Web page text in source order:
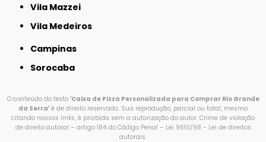
Vila Mazzei
Vila Medeiros
Campinas
Sorocaba
O conteúdo do texto "Caixa de Pizza Personalizada para Comprar Rio Grande
da Serra" é de direito reservado. Sua reprodução, parcial ou total, mesmo
citando nossos links, é proibida sem a autorização do autor. Crime de violação
de direito autoral – artigo 184 do Código Penal – Lei 9610/98 - Lei de direitos
autorais.